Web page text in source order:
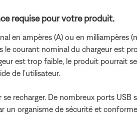
requise pour votre produit.
en ampères (A) ou en milliampères
courant nominal du chargeur est
est trop faible, le produit pourrait
de l’utilisateur.
recharger. De nombreux ports
organisme de sécurité et conforme